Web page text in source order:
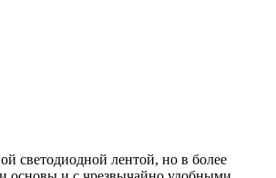
светодиодной лентой, но в более